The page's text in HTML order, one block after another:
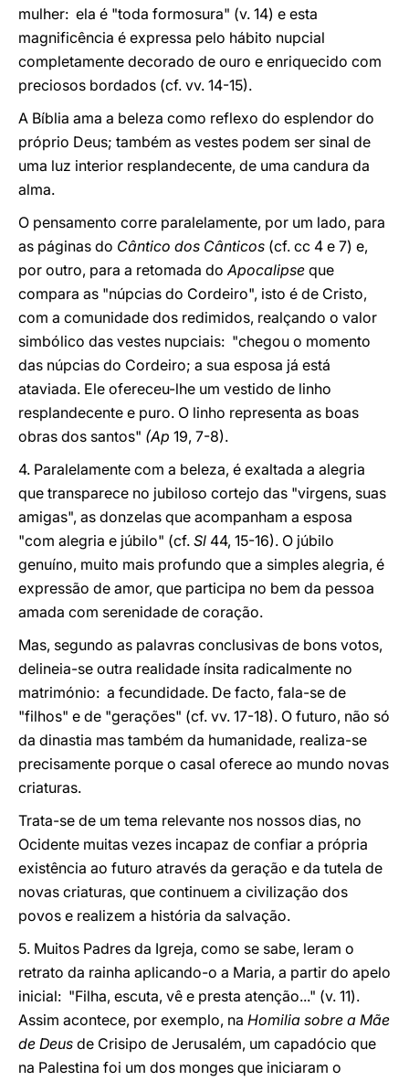
mulher: ela é "toda formosura" (v. 14) e esta
magnificência é expressa pelo hábito nupcial
completamente decorado de ouro e enriquecido com
preciosos bordados (cf. vv. 14-15).
A Bíblia ama a beleza como reflexo do esplendor do
próprio Deus; também as vestes podem ser sinal de
uma luz interior resplandecente, de uma candura da
alma.
O pensamento corre paralelamente, por um lado, para
as páginas do Cântico dos Cânticos (cf. cc 4 e 7) e,
por outro, para a retomada doApocalipse que
compara as "núpcias do Cordeiro", isto é de Cristo,
com a comunidade dos redimidos, realçando o valor
simbólico das vestes nupciais: "chegou o momento
das núpcias do Cordeiro; a sua esposa já está
ataviada. Ele ofereceu-lhe um vestido de linho
resplandecente e puro. O linho representa as boas
obras dos santos" (Ap 19, 7-8).
4. Paralelamente com a beleza, é exaltada a alegria
que transparece no jubiloso cortejo das "virgens, suas
amigas", as donzelas que acompanham a esposa
"com alegria e júbilo" (cf. Sl 44, 15-16). O júbilo
genuíno, muito mais profundo que a simples alegria, é
expressão de amor, que participa no bem da pessoa
amada com serenidade de coração.
Mas, segundo as palavras conclusivas de bons votos,
delineia-se outra realidade ínsita radicalmente no
matrimónio: a fecundidade. De facto, fala-se de
"filhos" e de "gerações" (cf. vv. 17-18). O futuro, não só
da dinastia mas também da humanidade, realiza-se
precisamente porque o casal oferece ao mundo novas
criaturas.
Trata-se de um tema relevante nos nossos dias, no
Ocidente muitas vezes incapaz de confiar a própria
existência ao futuro através da geração e da tutela de
novas criaturas, que continuem a civilização dos
povos e realizem a história da salvação.
5. Muitos Padres da Igreja, como se sabe, leram o
retrato da rainha aplicando-o a Maria, a partir do apelo
inicial: "Filha, escuta, vê e presta atenção..." (v. 11).
Assim acontece, por exemplo, na Homilia sobre a Mãe
de Deus de Crisipo de Jerusalém, um capadócio que
na Palestina foi um dos monges que iniciaram o